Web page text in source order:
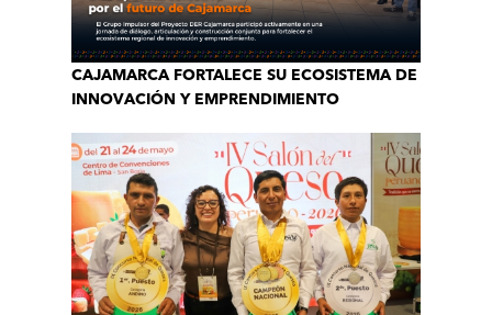
CAJAMARCA FORTALECE SU ECOSISTEMA DE
INNOVACIÓN Y EMPRENDIMIENTO